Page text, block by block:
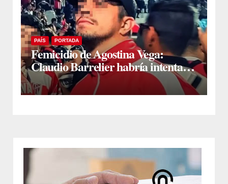
PAÍS PORTADA
Femicidio de Agostina Vega:
Claudio Barrelier habría intentado
quitarse la vida